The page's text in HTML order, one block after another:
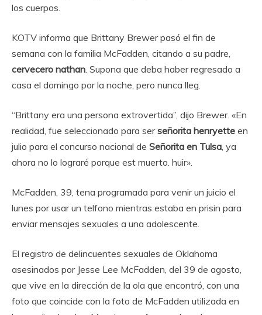
los cuerpos.
KOTV informa que Brittany Brewer pasó el fin de
semana con la familia McFadden, citando a su padre,
cervecero nathan . Supona que deba haber regresado a
casa el domingo por la noche, pero nunca lleg.
“Brittany era una persona extrovertida”, dijo Brewer. «En
realidad, fue seleccionado para serseñorita henryette en
julio para el concurso nacional de Señorita en Tulsa , ya
ahora no lo lograré porque est muerto. huir».
McFadden, 39, tena programada para venir un juicio el
lunes por usar un telfono mientras estaba en prisin para
enviar mensajes sexuales a una adolescente.
El registro de delincuentes sexuales de Oklahoma
asesinados por Jesse Lee McFadden, del 39 de agosto,
que vive en la dirección de la ola que encontró, con una
foto que coincide con la foto de McFadden utilizada en